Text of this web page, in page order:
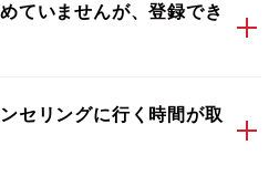
ていませんが、登録でき
セリングに行く時間が取